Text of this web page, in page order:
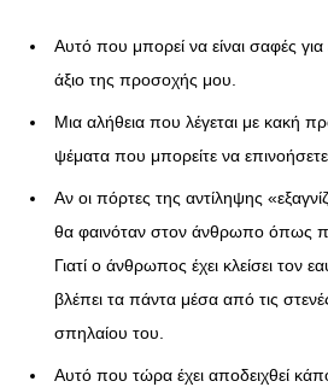
Αυτό που μπορεί να είναι σαφές για
άξιο της προσοχής μου.
Μια αλήθεια που λέγεται με κακή
ψέματα που μπορείτε να
Αν οι πόρτες της αντίληψης
θα φαινόταν στον άνθρωπο όπως
Γιατί ο άνθρωπος έχει κλείσει τον
βλέπει τα πάντα μέσα από τις
σπηλαίου του.
Αυτό που τώρα έχει αποδειχθεί